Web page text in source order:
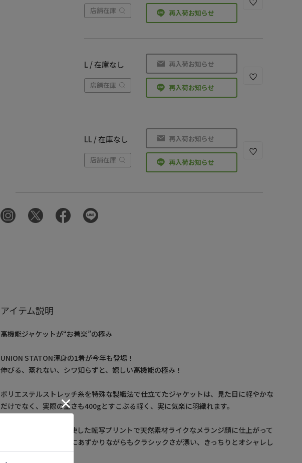
店舗在庫 再入荷お知らせ
L / 在庫なし
店舗在庫
再入荷お知らせ
再入荷お知らせ
LL / 在庫なし
店舗在庫
再入荷お知らせ
再入荷お知らせ
アイテム説明
高機能ジャケットが“お着楽”の極み
UNION STATON渾身の1着が今年も登場！
伸びる、蒸れない、シワ知らずと、嬉しい高機能の極み！
ポリエステルストレッチ糸を特殊な製織法で仕立てたジャケットは、見た目に軽やかな
だけでなく、実際の重さも400gとすこぶる軽く、実に気楽に羽織れます。
最新テクノロジーを駆使した転写プリントで天然素材ライクなメランジ顔に仕上がって
いる点。高機能の恩恵にあずかりながらもクラシックさが漂い、きっちりとオシャレし
たい気分にピッタリ。